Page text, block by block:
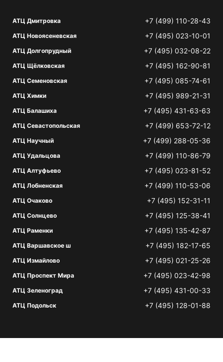
АТЦ Дмитровка +7 (499) 110-28-43
АТЦ Новоясеневская +7 (495) 023-10-01
АТЦ Долгопрудный +7 (495) 032-08-22
АТЦ Щёлковская +7 (495) 162-90-81
АТЦ Семеновская +7 (495) 085-74-61
АТЦ Химки +7 (495) 989-21-31
АТЦ Балашиха +7 (495) 431-63-63
АТЦ Севастопольская +7 (499) 653-72-12
АТЦ Научный +7 (499) 288-05-36
АТЦ Удальцова +7 (499) 110-86-79
АТЦ Алтуфьево +7 (495) 023-81-52
АТЦ Лобненская +7 (499) 110-53-06
АТЦ Очаково +7 (495) 152-31-11
АТЦ Солнцево +7 (495) 125-38-41
АТЦ Раменки +7 (495) 135-42-87
АТЦ Варшавское ш +7 (495) 182-17-65
АТЦ Измайлово +7 (495) 021-25-26
АТЦ Проспект Мира +7 (495) 023-42-98
АТЦ Зеленоград +7 (495) 431-00-33
АТЦ Подольск +7 (495) 128-01-88